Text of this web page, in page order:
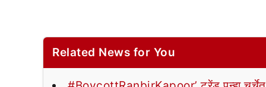
Related News for You